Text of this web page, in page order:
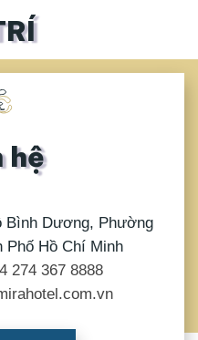
hệ
Bình Dương, Phường
Phố Hồ Chí Minh
274 367 8888